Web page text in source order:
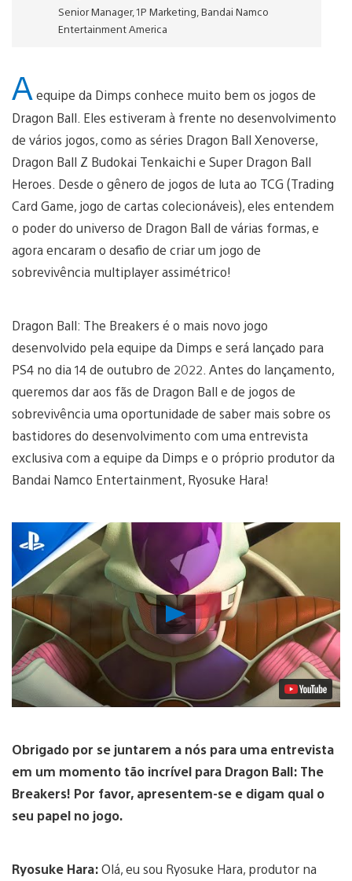
Senior Manager, 1P Marketing, Bandai Namco
Entertainment America
A equipe da Dimps conhece muito bem os jogos de
Dragon Ball. Eles estiveram à frente no desenvolvimento
de vários jogos, como as séries Dragon Ball Xenoverse,
Dragon Ball Z Budokai Tenkaichi e Super Dragon Ball
Heroes. Desde o gênero de jogos de luta ao TCG (Trading
Card Game, jogo de cartas colecionáveis), eles entendem
o poder do universo de Dragon Ball de várias formas, e
agora encaram o desafio de criar um jogo de
sobrevivência multiplayer assimétrico!
Dragon Ball: The Breakers é o mais novo jogo
desenvolvido pela equipe da Dimps e será lançado para
PS4 no dia 14 de outubro de 2022. Antes do lançamento,
queremos dar aos fãs de Dragon Ball e de jogos de
sobrevivência uma oportunidade de saber mais sobre os
bastidores do desenvolvimento com uma entrevista
exclusiva com a equipe da Dimps e o próprio produtor da
Bandai Namco Entertainment, Ryosuke Hara!
Reproduzir
Vídeo
Obrigado por se juntarem a nós para uma entrevista
em um momento tão incrível para Dragon Ball: The
Breakers! Por favor, apresentem-se e digam qual o
seu papel no jogo.
Ryosuke Hara:Olá, eu sou Ryosuke Hara, produtor na